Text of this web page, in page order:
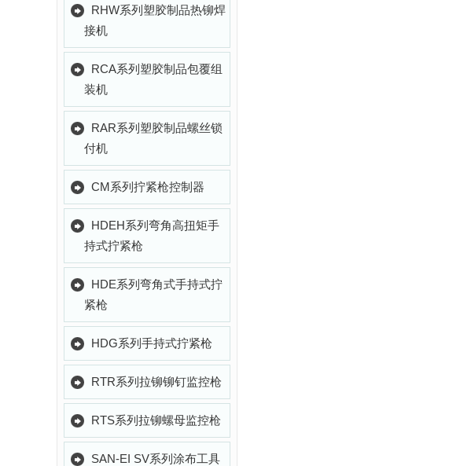
RHW系列塑胶制品热铆焊
接机
RCA系列塑胶制品包覆组
装机
RAR系列塑胶制品螺丝锁
付机
CM系列拧紧枪控制器
HDEH系列弯角高扭矩手
持式拧紧枪
HDE系列弯角式手持式拧
紧枪
HDG系列手持式拧紧枪
RTR系列拉铆铆钉监控枪
RTS系列拉铆螺母监控枪
SAN-EI SV系列涂布工具